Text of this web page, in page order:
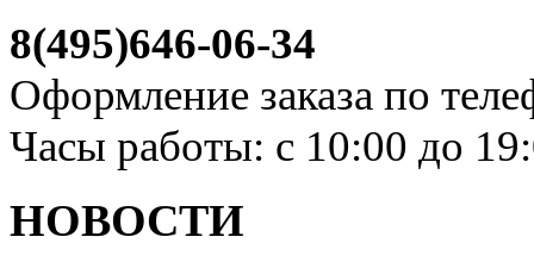
8(495)646-06-34
Оформление заказа по
Часы работы: с 10:00 до
НОВОСТИ